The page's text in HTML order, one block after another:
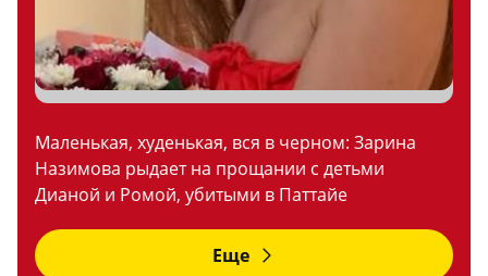
Маленькая, худенькая, вся в черном: Зарина
Назимова рыдает на прощании с детьми
Дианой и Ромой, убитыми в Паттайе
Еще